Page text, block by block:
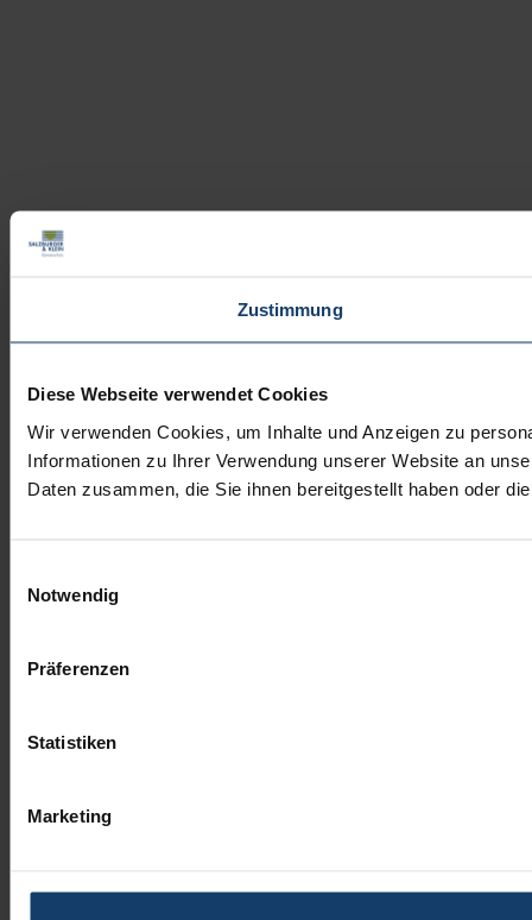
Zustimmung
Diese Webseite verwendet Cookies
Wir verwenden Cookies, um Inhalte und Anzeigen zu
Informationen zu Ihrer Verwendung unserer Website an
Daten zusammen, die Sie ihnen bereitgestellt haben oder
Notwendig
Präferenzen
Statistiken
Marketing